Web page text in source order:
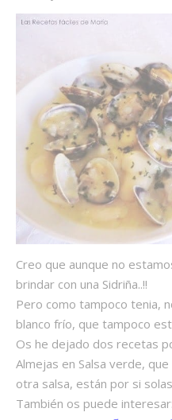
Creo que aunque no
brindar con una Sidriña..!!
Pero como tampoco tenia,
blanco frío, que tampoco
Os he dejado dos recetas
Almejas en Salsa verde,
otra salsa, están por si
También os puede interesar: